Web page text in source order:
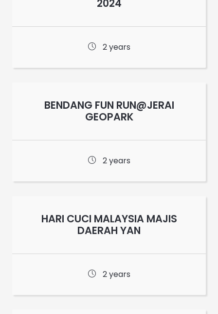
2024
2 years
BENDANG FUN RUN@JERAI
GEOPARK
2 years
HARI CUCI MALAYSIA MAJIS
DAERAH YAN
2 years